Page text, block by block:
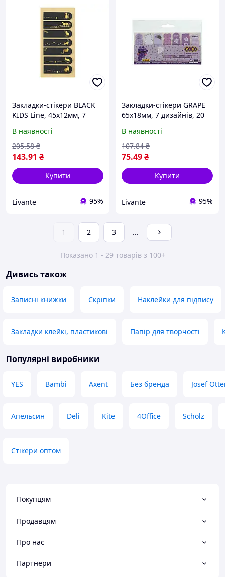
Закладки-стікери BLACK
KIDS Line, 45x12мм, 7
тиснення, ZiBi "Lv"
В наявності
143.91 ₴
205.58 ₴
Купити
Livante 95%
Закладки-стікери GRAPE
65x18мм, 7 дизайнів, 20
ТМ ZiBi "Lv"
В наявності
75.49₴
107.84 ₴
Купити
Livante 95%
1 2 3 ...
Показано 1 - 29 товарів з 100+
Дивись також
Записні книжки Скріпки Наклейки для підпису
Закладки клейкі, пластикові Папір для творчості
Популярні виробники
YES Bambi Axent Без бренда Josef
Апельсин Deli Kite 4Office Scholz
Стікери оптом
Покупцям
Продавцям
Про нас
Партнери